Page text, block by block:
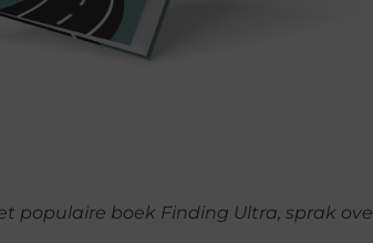
populaire boek Finding Ultra, sprak